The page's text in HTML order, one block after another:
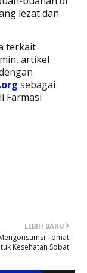
lezat dan
terkait
artikel
sebagai
Farmasi
LEBIH BARU
Tomat
Kesehatan Sobat